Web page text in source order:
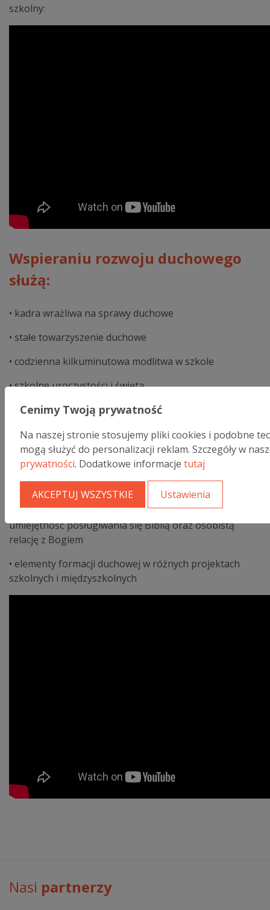
szkolny:
Wspieraniu rozwoju duchowego
służą:
• kadra wrażliwa na sprawy duchowe
• stałe towarzyszenie duchowe
• codzienna kilkuminutowa modlitwa w szkole
• szkolne uroczystości i święta
• szkolne lub klasowe nabożeństwa i msze św.
• rekolekcje szkolne przygotowywane osobno dla
poszczególnych roczników
• praktyka medytacji i refleksji w ramach rekolekcji i
• lekcje religii gdzie kładziemy szczególny nacisk na
umiejętność posługiwania się Biblią oraz osobistą
relację z Bogiem
• elementy formacji duchowej w różnych projektach
szkolnych i międzyszkolnych
Nasi partnerzy
Cenimy Twoją prywatność
Na naszej stronie stosujemy pliki cookies i podobne
mogą służyć do personalizacji reklam. Szczegóły w
prywatności. Dodatkowe informacje tutaj
AKCEPTUJ WSZYSTKIE Ustawienia